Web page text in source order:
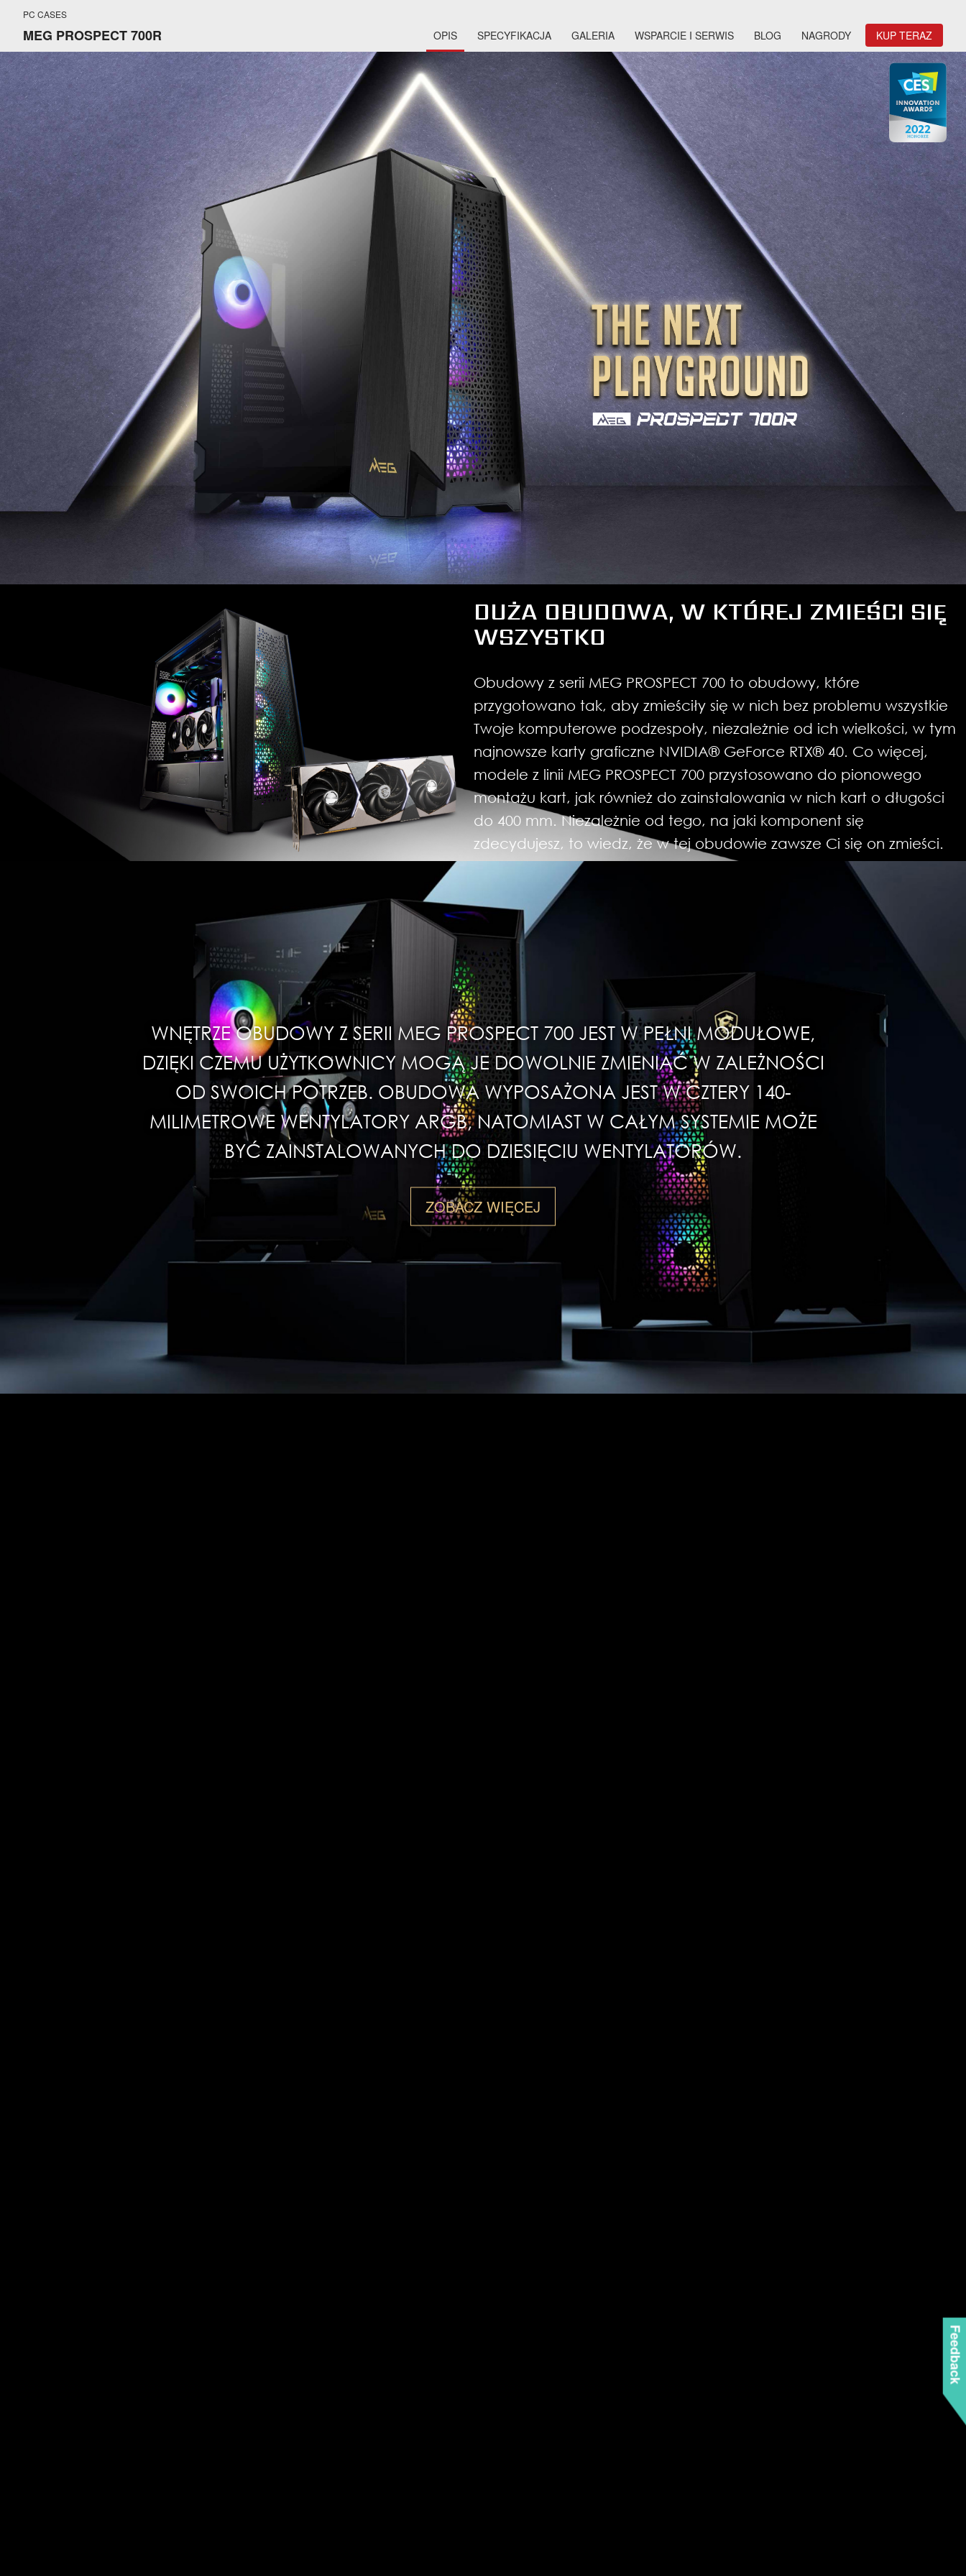
PC CASES
MEG PROSPECT 700R OPIS SPECYFIKACJA GALERIA WSPARCIE I SERWIS BLOG NAGRODY KUP TERAZ
DUŻA OBUDOWA, W KTÓREJ ZMIEŚCI SIĘ
WSZYSTKO
Obudowy z serii MEG PROSPECT 700 to obudowy, które
przygotowano tak, aby zmieściły się w nich bez problemu wszystkie
Twoje komputerowe podzespoły, niezależnie od ich wielkości, w tym
najnowsze karty graficzne NVIDIA® GeForce RTX® 40. Co więcej,
modele z linii MEG PROSPECT 700 przystosowano do pionowego
montażu kart, jak również do zainstalowania w nich kart o długości
do 400 mm. Niezależnie od tego, na jaki komponent się
zdecydujesz, to wiedz, że w tej obudowie zawsze Ci się on zmieści.
WNĘTRZE OBUDOWY Z SERII MEG PROSPECT 700 JEST W PEŁNI MODUŁOWE,
DZIĘKI CZEMU UŻYTKOWNICY MOGĄ JE DOWOLNIE ZMIENIAĆ W ZALEŻNOŚCI
OD SWOICH POTRZEB. OBUDOWA WYPOSAŻONA JEST W CZTERY 140-
MILIMETROWE WENTYLATORY ARGB, NATOMIAST W CAŁYM SYSTEMIE MOŻE
BYĆ ZAINSTALOWANYCH DO DZIESIĘCIU WENTYLATORÓW.
ZOBACZ WIĘCEJ
Feedback